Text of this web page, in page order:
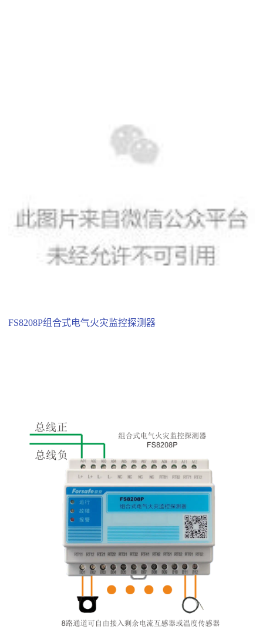
FS8208P组合式电气火灾监控探测器